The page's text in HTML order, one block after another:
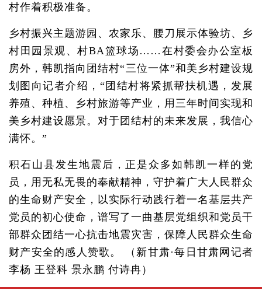
村作着积极准备。
乡村振兴主题游园、农家乐、腰刀展示体验坊、乡
村田园景观、村BA篮球场……在村委会办公室板
房外，韩凯指向团结村“三位一体”和美乡村建设规
划图向记者介绍，“团结村将紧抓帮扶机遇，发展
养殖、种植、乡村旅游等产业，用三年时间实现和
美乡村建设愿景。对于团结村的未来发展，我信心
满怀。”
积石山县发生地震后，正是众多如韩凯一样的党
员，用无私无畏的奉献精神，守护着广大人民群众
的生命财产安全，以实际行动践行着一名基层共产
党员的初心使命，谱写了一曲基层党组织和党员干
部群众团结一心抗击地震灾害，保障人民群众生命
财产安全的感人赞歌。 （新甘肃·每日甘肃网记者
李杨 王登科 景永鹏 付诗冉）